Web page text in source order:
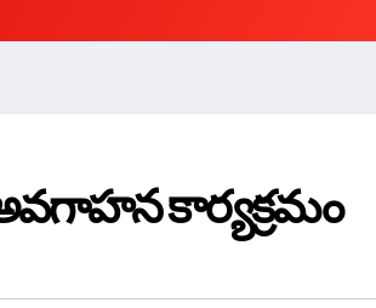
కార్యక్రమం